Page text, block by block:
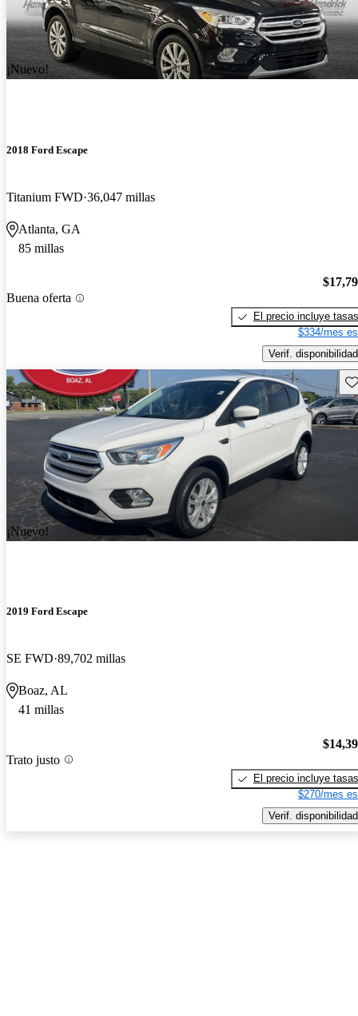
¡Nuevo!
2018 Ford Escape
Titanium FWD 36,047 millas
Atlanta, GA
85 millas
Buena oferta
El precio incluye tasas
$334/mes
Verif. disponibilidad
¡Nuevo!
2019 Ford Escape
SE FWD 89,702 millas
Boaz, AL
41 millas
Trato justo
El precio incluye tasas
$270/mes
Verif. disponibilidad